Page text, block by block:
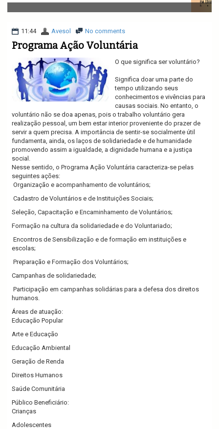
v
i
a
i
11:44 Avesol No comments
Programa Ação Voluntária
O que significa ser voluntário?
Significa doar uma parte do
tempo utilizando seus
conhecimentos e vivências para
causas sociais. No entanto, o
voluntário não se doa apenas, pois o trabalho voluntário gera
realização pessoal, um bem estar interior proveniente do prazer de
servir a quem precisa. A importância de sentir-se socialmente útil
fundamenta, ainda, os laços de solidariedade e de humanidade
promovendo assim a igualdade, a dignidade humana e a justiça
social.
Nesse sentido, o Programa Ação Voluntária caracteriza-se pelas
seguintes ações:
Organização e acompanhamento de voluntários;
Cadastro de Voluntários e de Instituições Sociais;
Seleção, Capacitação e Encaminhamento de Voluntários;
Formação na cultura da solidariedade e do Voluntariado;
Encontros de Sensibilização e de formação em instituições e
escolas;
Preparação e Formação dos Voluntários;
Campanhas de solidariedade;
Participação em campanhas solidárias para a defesa dos direitos
humanos.
Áreas de atuação:
Educação Popular
Arte e Educação
Educação Ambiental
Geração de Renda
Direitos Humanos
Saúde Comunitária
Público Beneficiário:
Crianças
Adolescentes